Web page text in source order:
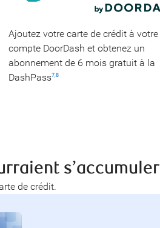
Ajoutez votre carte de crédit à votre
compte DoorDash et obtenez un
abonnement de 6 mois gratuit à la
DashPass7, 8
s’accumuler
de crédit.